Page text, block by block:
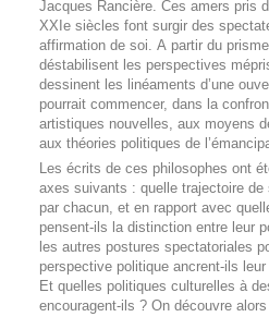
Jacques Rancière. Ces amers pris
XXIe siècles font surgir des
affirmation de soi. A partir du
déstabilisent les perspectives
dessinent les linéaments d’une
pourrait commencer, dans la
artistiques nouvelles, aux moyens
aux théories politiques de
Les écrits de ces philosophes ont
axes suivants : quelle trajectoire
par chacun, et en rapport avec
pensent-ils la distinction entre leur
les autres postures spectatoriales
perspective politique ancrent-ils
Et quelles politiques culturelles à
encouragent-ils ? On découvre